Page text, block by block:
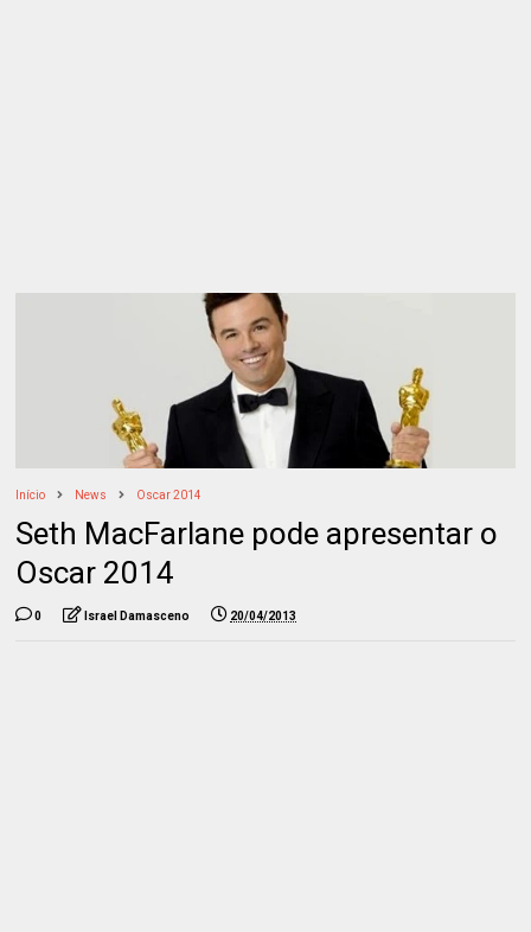
Início News Oscar 2014
Seth MacFarlane pode apresentar o
Oscar 2014
0 Israel Damasceno 20/04/2013